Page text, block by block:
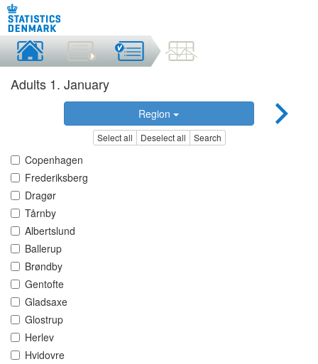
Adults 1. January
Region
Select all Deselect all Search
Copenhagen
Frederiksberg
Dragør
Tårnby
Albertslund
Ballerup
Brøndby
Gentofte
Gladsaxe
Glostrup
Herlev
Hvidovre